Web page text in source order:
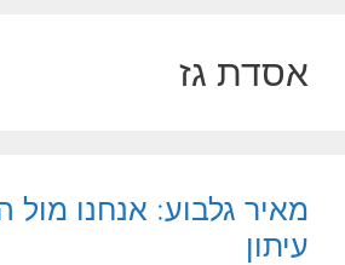
אסדת גז
מאיר גלבוע: אנחנו מול
עיתון